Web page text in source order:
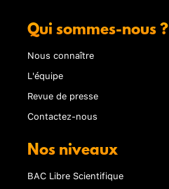
Qui sommes-nous ?
Nous connaître
L'équipe
Revue de presse
Contactez-nous
Nos niveaux
BAC Libre Scientifique